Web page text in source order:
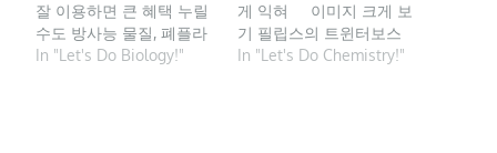
잘 이용하면 큰 혜택 누릴
수도 방사능 물질, 폐플라
스틱 분해 등 환경 오염 문
In "Let's Do Biology!"
게 익혀 이미지 크게 보
기 필립스의 트윈터보스
타 에어프라이어. 필립스
In "Let's Do Chemistry!"